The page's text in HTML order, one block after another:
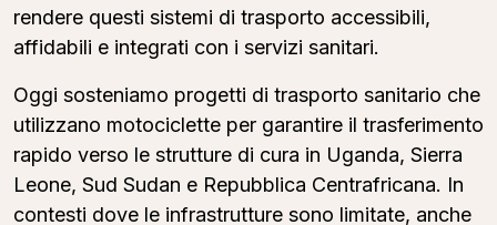
rendere questi sistemi di trasporto accessibili,
affidabili e integrati con i servizi sanitari.
Oggi sosteniamo progetti di trasporto sanitario che
utilizzano motociclette per garantire il trasferimento
rapido verso le strutture di cura in Uganda, Sierra
Leone, Sud Sudan e Repubblica Centrafricana. In
contesti dove le infrastrutture sono limitate, anche